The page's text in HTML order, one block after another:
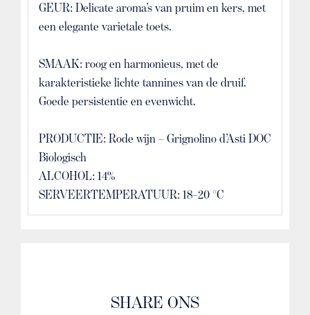
GEUR: Delicate aroma’s van pruim en kers, met
een elegante varietale toets.
SMAAK: roog en harmonieus, met de
karakteristieke lichte tannines van de druif.
Goede persistentie en evenwicht.
PRODUCTIE: Rode wijn – Grignolino d’Asti DOC
Biologisch
ALCOHOL: 14%
SERVEERTEMPERATUUR: 18–20 °C
SHARE ONS